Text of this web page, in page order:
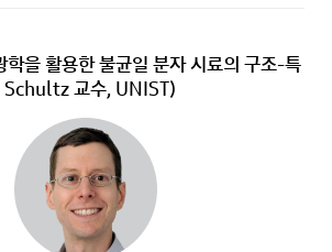
학을 활용한 불균일 분자 시료의 구조-특
교수, UNIST)